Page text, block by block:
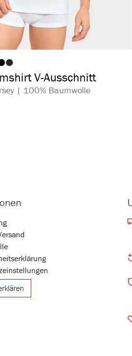
Option ist zurzeit nicht verfügbar.)
V-Ausschnitt
| 100% Baumwolle